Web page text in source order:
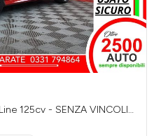
125cv - SENZA VINCOLI